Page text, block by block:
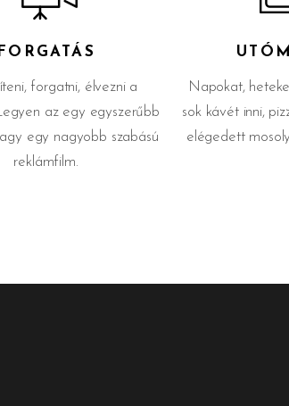
FORGATÁS
forgatni, élvezni a
az egy egyszerűbb
egy nagyobb szabású
reklámfilm.
Napokat,
sok kávét inni,
elégedett